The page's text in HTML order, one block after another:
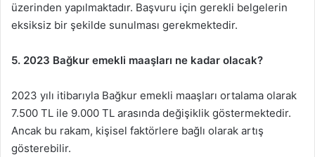
üzerinden yapılmaktadır. Başvuru için gerekli belgelerin
eksiksiz bir şekilde sunulması gerekmektedir.
5. 2023 Bağkur emekli maaşları ne kadar olacak?
2023 yılı itibarıyla Bağkur emekli maaşları ortalama olarak
7.500 TL ile 9.000 TL arasında değişiklik göstermektedir.
Ancak bu rakam, kişisel faktörlere bağlı olarak artış
gösterebilir.